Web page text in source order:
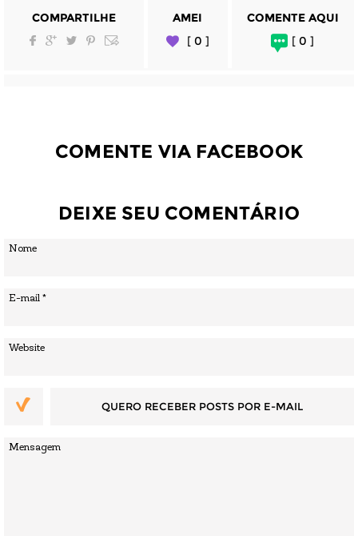
COMPARTILHE
AMEI
[ 0 ]
COMENTE AQUI
[ 0 ]
COMENTE VIA FACEBOOK
DEIXE SEU COMENTÁRIO
QUERO RECEBER POSTS POR E-MAIL